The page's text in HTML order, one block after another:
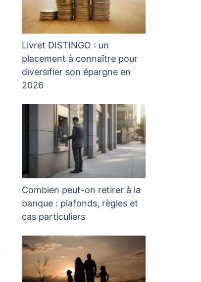
Livret DISTINGO : un
placement à connaître pour
diversifier son épargne en
2026
Combien peut-on retirer à la
banque : plafonds, règles et
cas particuliers